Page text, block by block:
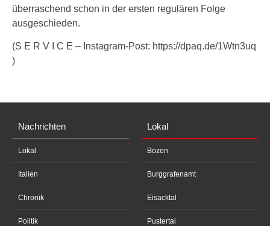
überraschend schon in der ersten regulären Folge
ausgeschieden.
(S E R V I C E – Instagram-Post: https://dpaq.de/1Wtn3uq
)
Nachrichten
Lokal
Italien
Chronik
Politik
Lokal
Bozen
Burggrafenamt
Eisacktal
Pustertal